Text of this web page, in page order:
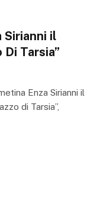
Sirianni il
Tarsia”
Enza Sirianni il
di Tarsia”,